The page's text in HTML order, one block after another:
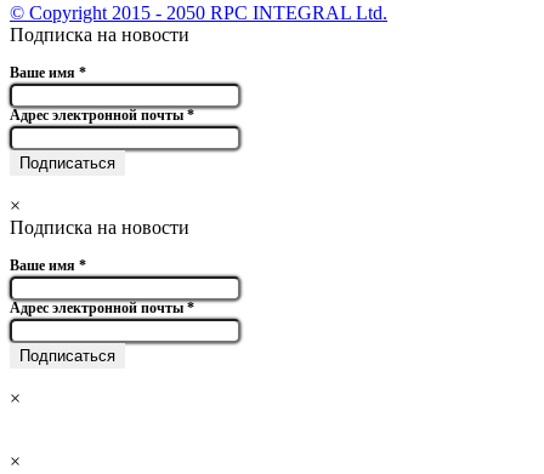
© Copyright 2015 - 2050 RPC INTEGRAL Ltd.
Подписка на новости
Ваше имя *
Адрес электронной почты*
×
Подписка на новости
Ваше имя *
Адрес электронной почты*
×
×